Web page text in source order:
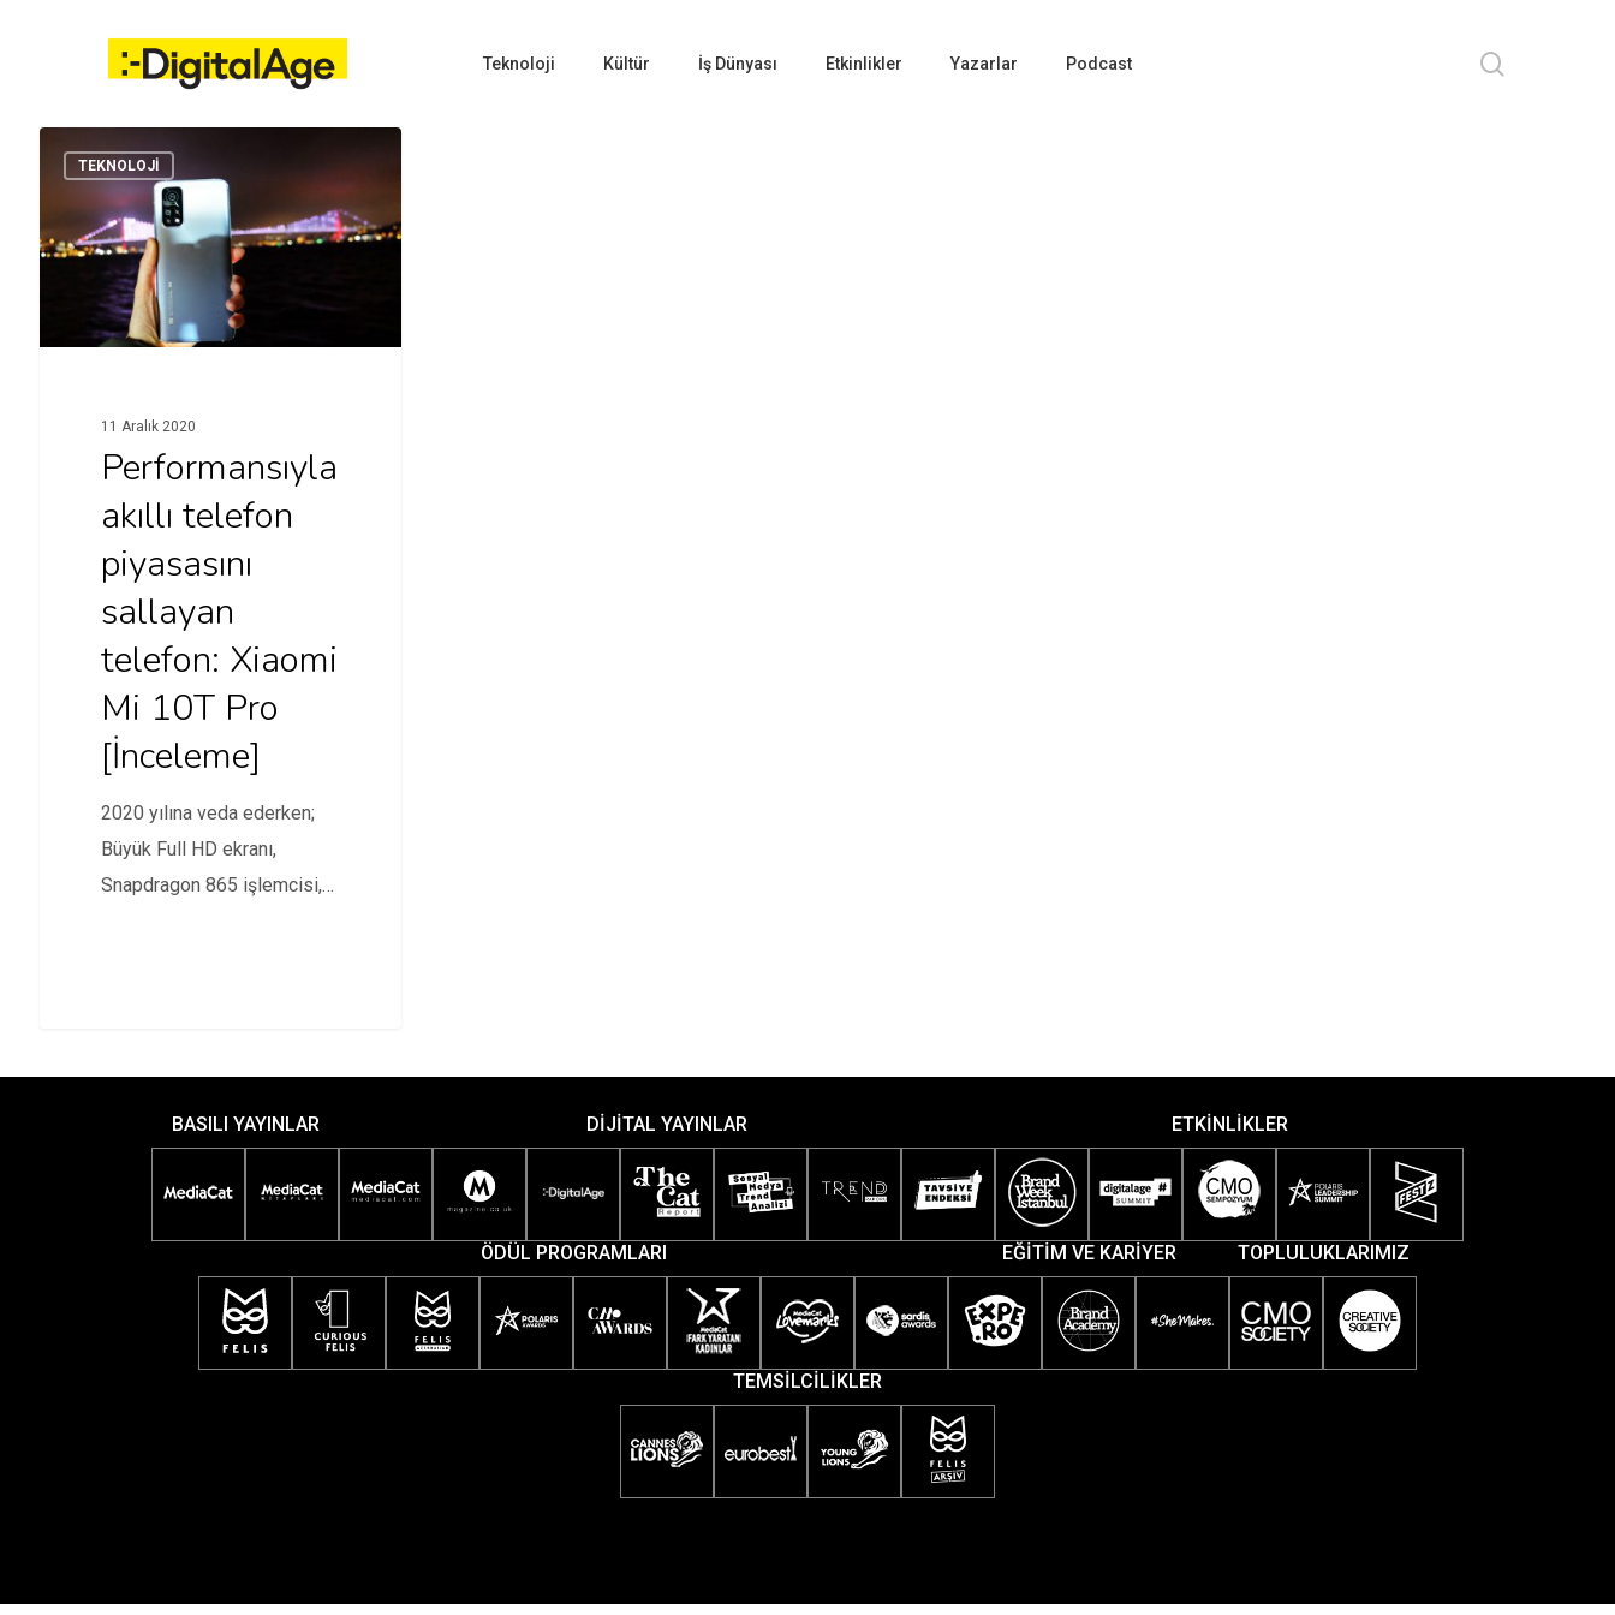
Hit enter to search or ESC to close
Teknoloji Kültür İş Dünyası Etkinlikler Yazarlar Podcast
TEKNOLOJI
11 Aralık 2020
Performansıyla
akıllı telefon
piyasasını
sallayan
telefon: Xiaomi
Mi 10T Pro
[İnceleme]
2020 yılına veda ederken;
Büyük Full HD ekranı,
Snapdragon 865 işlemcisi,
BASILI YAYINLAR DİJİTAL YAYINLAR ETKİNLİKLER
ÖDÜL PROGRAMLARI EĞİTİM VE KARİYER TOPLULUKLARIMIZ
TEMSİLCİLİKLER